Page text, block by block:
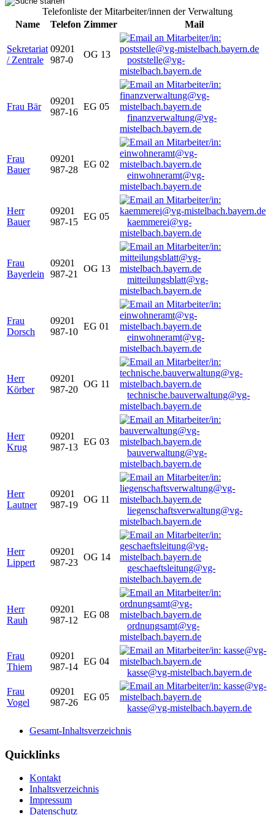
Telefonliste der Mitarbeiter/innen der Verwaltung
Name
Telefon Zimmer Mail
Sekretariat
/ Zentrale
09201
987-0
OG 13
poststelle@vg-
mistelbach.bayern.de
Frau Bär
09201
987-16
EG 05
finanzverwaltung@vg-
mistelbach.bayern.de
Frau
Bauer
09201
987-28
EG 02
einwohneramt@vg-
mistelbach.bayern.de
Herr
Bauer
09201
987-15
EG 05
kaemmerei@vg-
mistelbach.bayern.de
Frau
Bayerlein
09201
987-21
OG 13
mitteilungsblatt@vg-
mistelbach.bayern.de
Frau
Dorsch
09201
987-10
EG 01
einwohneramt@vg-
mistelbach.bayern.de
Herr
Körber
09201
987-20
OG 11
technische.bauverwaltung@vg-
mistelbach.bayern.de
Herr
Krug
09201
987-13
EG 03
bauverwaltung@vg-
mistelbach.bayern.de
Herr
Lautner
09201
987-19
OG 11
liegenschaftsverwaltung@vg-
mistelbach.bayern.de
Herr
Lippert
09201
987-23
OG 14
geschaeftsleitung@vg-
mistelbach.bayern.de
Herr
Rauh
09201
987-12
EG 08
ordnungsamt@vg-
mistelbach.bayern.de
Frau
Thiem
09201
987-14
EG 04
kasse@vg-mistelbach.bayern.de
Frau
Vogel
09201
987-26
EG 05
kasse@vg-mistelbach.bayern.de
Gesamt-Inhaltsverzeichnis
Quicklinks
Kontakt
Inhaltsverzeichnis
Impressum
Datenschutz